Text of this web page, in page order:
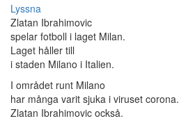
Lyssna
Zlatan Ibrahimovic
spelar fotboll i laget Milan.
Laget håller till
i staden Milano i Italien.
I området runt Milano
har många varit sjuka i viruset corona.
Zlatan Ibrahimovic också.